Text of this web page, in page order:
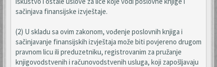
sačinjava finansijske izvještaje.
(2) U skladu sa ovim zakonom, vođenje poslovnih knjiga i
sačinjavanje finansijskih izvještaja može biti povjereno drugom
pravnom licu ili preduzetniku, registrovanim za pružanje
knjigovodstvenih i računovodstvenih usluga, koji zapošljavaju